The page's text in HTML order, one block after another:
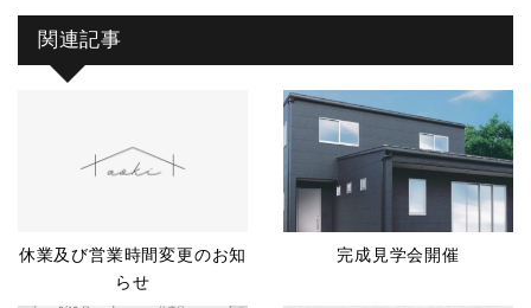
関連記事
休業及び営業時間変更のお知
らせ
完成見学会開催